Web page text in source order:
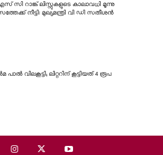
സി റാങ്ക് ലിസ്റ്റുകളുടെ കാലാവധി മൂന്നു
നീട്ടി: മുഖ്യമന്ത്രി വി ഡി സതീശൻ
പാൽ വിലകൂട്ടി; ലിറ്ററിന് കൂട്ടിയത് 4 രൂപ